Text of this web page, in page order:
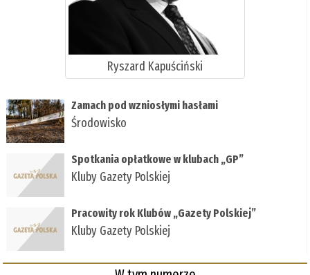
Ryszard Kapuściński
Zamach pod wzniosłymi hasłami
Środowisko
Spotkania opłatkowe w klubach „GP”
Kluby Gazety Polskiej
Pracowity rok Klubów „Gazety Polskiej”
Kluby Gazety Polskiej